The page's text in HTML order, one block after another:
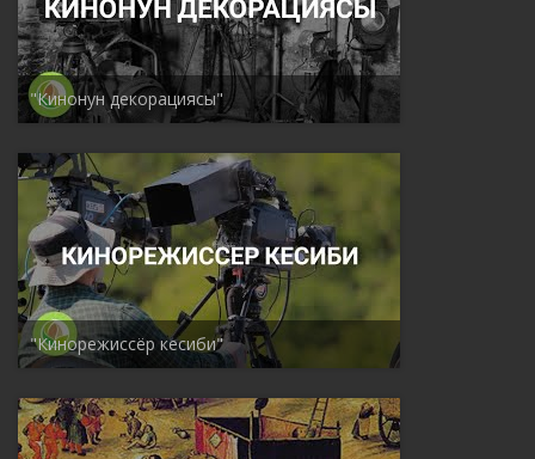
"Кинонун декорациясы"
"Кинорежиссёр кесиби"